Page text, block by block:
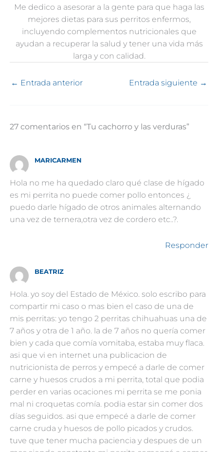
Me dedico a asesorar a la gente para que haga las
mejores dietas para sus perritos enfermos,
incluyendo complementos nutricionales que
ayudan a recuperar la salud y tener una vida más
larga y con calidad.
← Entrada anterior Entrada siguiente →
27 comentarios en “Tu cachorro y las verduras”
MARICARMEN
Hola no me ha quedado claro qué clase de hígado
es mi perrita no puede comer pollo entonces ¿
puedo darle hígado de otros animales alternando
una vez de ternera,otra vez de cordero etc..?.
Responder
BEATRIZ
Hola. yo soy del Estado de México. solo escribo para
compartir mi caso o mas bien el caso de una de
mis perritas: yo tengo 2 perritas chihuahuas una de
7 años y otra de 1 año. la de 7 años no quería comer
bien y cada que comía vomitaba, estaba muy flaca.
asi que vi en internet una publicacion de
nutricionista de perros y empecé a darle de comer
carne y huesos crudos a mi perrita, total que podia
perder en varias ocaciones mi perrita se me ponia
mal ni croquetas comía. podia estar sin comer dos
días seguidos. asi que empecé a darle de comer
carne cruda y huesos de pollo picados y crudos.
tuve que tener mucha paciencia y despues de un